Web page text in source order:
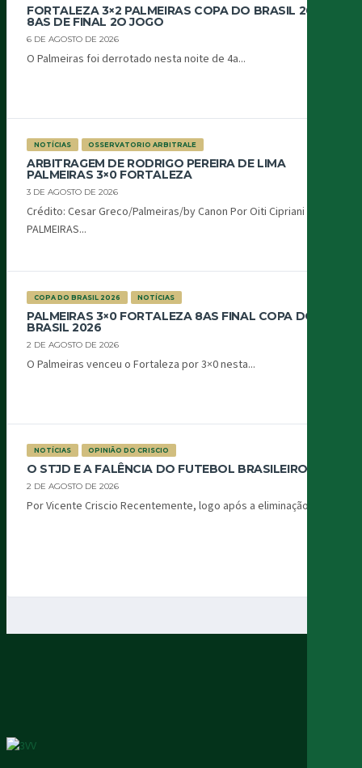
FORTALEZA 3×2 PALMEIRAS COPA DO BRASIL 2026
8AS DE FINAL 2O JOGO
6 DE AGOSTO DE 2026
O Palmeiras foi derrotado nesta noite de 4a...
NOTÍCIAS OSSERVATORIO ARBITRALE
ARBITRAGEM DE RODRIGO PEREIRA DE LIMA
PALMEIRAS 3×0 FORTALEZA
3 DE AGOSTO DE 2026
Crédito: Cesar Greco/Palmeiras/by Canon Por Oiti Cipriani
PALMEIRAS...
COPA DO BRASIL 2026 NOTÍCIAS
PALMEIRAS 3×0 FORTALEZA 8AS FINAL COPA DO
BRASIL 2026
2 DE AGOSTO DE 2026
O Palmeiras venceu o Fortaleza por 3×0 nesta...
NOTÍCIAS OPINIÃO DO CRISCIO
O STJD E A FALÊNCIA DO FUTEBOL BRASILEIRO
2 DE AGOSTO DE 2026
Por Vicente Criscio Recentemente, logo após a eliminação...